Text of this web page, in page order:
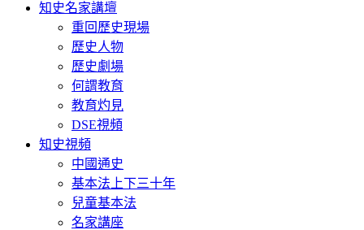
知史名家講壇
重回歷史現場
歷史人物
歷史劇場
何謂教育
教育灼見
DSE視頻
知史視頻
中國通史
基本法上下三十年
兒童基本法
名家講座